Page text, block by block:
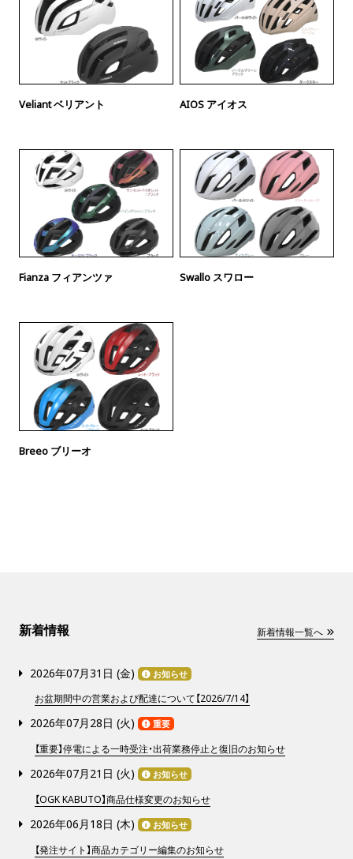
Veliant ベリアント AIOS アイオス
Fianza フィアンツァ Swallo スワロー
Breeo ブリーオ
新着情報 新着情報一覧へ
2026年07月31日 (金) お知らせ
お盆期間中の営業および配達について【2026/7/14】
2026年07月28日 (火) 重要
【重要】停電による一時受注・出荷業務停止と復旧のお知らせ
2026年07月21日 (火) お知らせ
【OGK KABUTO】商品仕様変更のお知らせ
2026年06月18日 (木) お知らせ
【発注サイト】商品カテゴリー編集のお知らせ